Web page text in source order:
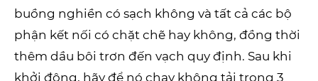
buồng nghiền có sạch không và tất cả các bộ
phận kết nối có chặt chẽ hay không, đồng thời
thêm dầu bôi trơn đến vạch quy định. Sau khi
khởi động, hãy để nó chạy không tải trong 3